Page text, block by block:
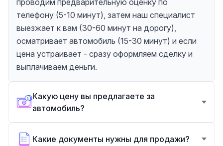
проводим предварительную оценку по
телефону (5-10 минут), затем наш специалист
выезжает к вам (30-60 минут на дорогу),
осматривает автомобиль (15-30 минут) и если
цена устраивает - сразу оформляем сделку и
выплачиваем деньги.
Какую цену вы предлагаете за
автомобиль?
Какие документы нужны для продажи?